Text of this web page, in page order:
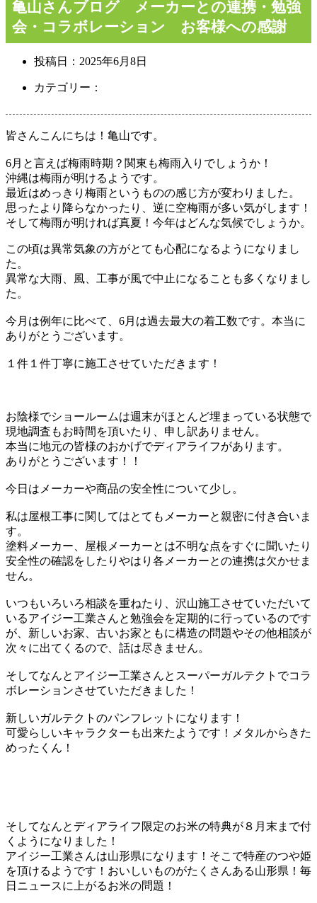
亀山さんブログ メーカーとの連携・勉強
会・コラボレーション お客様への感謝
投稿日： 2025年6月8日
カテゴリー：
皆さんこんにちは！亀山です。
6月と言えば梅雨時期？関東も梅雨入りでしょうか！
沖縄は梅雨が明けるようです。
最近はめっきり梅雨というものの感じ方が変わりました。
思ったより降らなかったり、逆に空梅雨が多い気がします！
そして梅雨が明ければ真夏！今年はどんな気候でしょうか。
この頃は異常気象の方がとても心配になるようになりまし
た。
異常な大雨、風、工事が風で中止になることも多くなりまし
た。
今月は例年に比べて、6月は過去最大の着工数です。本当に
ありがとうございます。
１件１件丁寧に施工させていただきます！
お陰様でショールームは週末がほとんど埋まっている状態で
現地調査もお時間を頂いたり、申し訳ありません。
本当に地元の皆様のおかげでディアライフがあります。
ありがとうございます！！
今日はメーカーや商品の安全性について少し。
私は屋根工事に関してはとてもメーカーと親密に付き合いま
す。
塗料メーカー、屋根メーカーとは不明な点をすぐに聞いたり
安全性の確認をしたりやはり各メーカーとの連携は欠かせま
せん。
いつもいろいろ相談を重ねたり、沢山施工させていただいて
いるアイジー工業さんと勉強会を定期的に行っているのです
が、新しいお家、古いお家ともに構造の問題やその他相談が
次々に出てくるので、話は尽きません。
そしてなんとアイジー工業さんとスーパーガルテクトでコラ
ボレーションさせていただきました！
新しいガルテクトのパンフレットになります！
可愛らしいキャラクターも出来たようです！メタルからきた
めったくん！
そしてなんとディアライフ限定のお米の特典が８月末まで付
くようになりました！
アイジー工業さんは山形県になります！そこで特産のつや姫
を頂けるようです！おいしいものがたくさんある山形県！毎
日ニュースに上がるお米の問題！